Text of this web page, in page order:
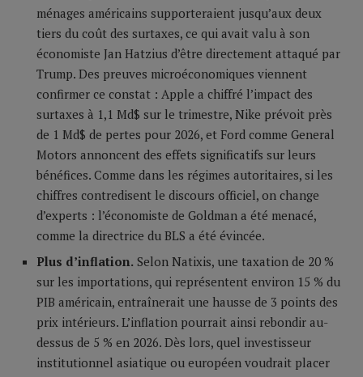
ménages américains supporteraient jusqu’aux deux
tiers du coût des surtaxes, ce qui avait valu à son
économiste Jan Hatzius d’être directement attaqué par
Trump. Des preuves microéconomiques viennent
confirmer ce constat : Apple a chiffré l’impact des
surtaxes à 1,1 Md$ sur le trimestre, Nike prévoit près
de 1 Md$ de pertes pour 2026, et Ford comme General
Motors annoncent des effets significatifs sur leurs
bénéfices. Comme dans les régimes autoritaires, si les
chiffres contredisent le discours officiel, on change
d’experts : l’économiste de Goldman a été menacé,
comme la directrice du BLS a été évincée.
Plus d’inflation. Selon Natixis, une taxation de 20 %
sur les importations, qui représentent environ 15 % du
PIB américain, entraînerait une hausse de 3 points des
prix intérieurs. L’inflation pourrait ainsi rebondir au-
dessus de 5 % en 2026. Dès lors, quel investisseur
institutionnel asiatique ou européen voudrait placer